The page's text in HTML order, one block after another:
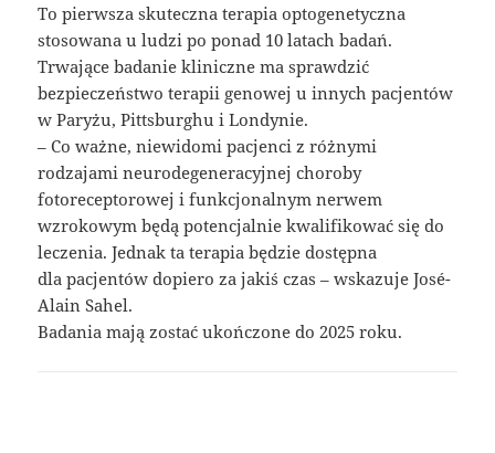
To pierwsza skuteczna terapia optogenetyczna
stosowana u ludzi po ponad 10 latach badań.
Trwające badanie kliniczne ma sprawdzić
bezpieczeństwo terapii genowej u innych pacjentów
w Paryżu, Pittsburghu i Londynie.
– Co ważne, niewidomi pacjenci z różnymi
rodzajami neurodegeneracyjnej choroby
fotoreceptorowej i funkcjonalnym nerwem
wzrokowym będą potencjalnie kwalifikować się do
leczenia. Jednak ta terapia będzie dostępna
dla pacjentów dopiero za jakiś czas – wskazuje José-
Alain Sahel.
Badania mają zostać ukończone do 2025 roku.